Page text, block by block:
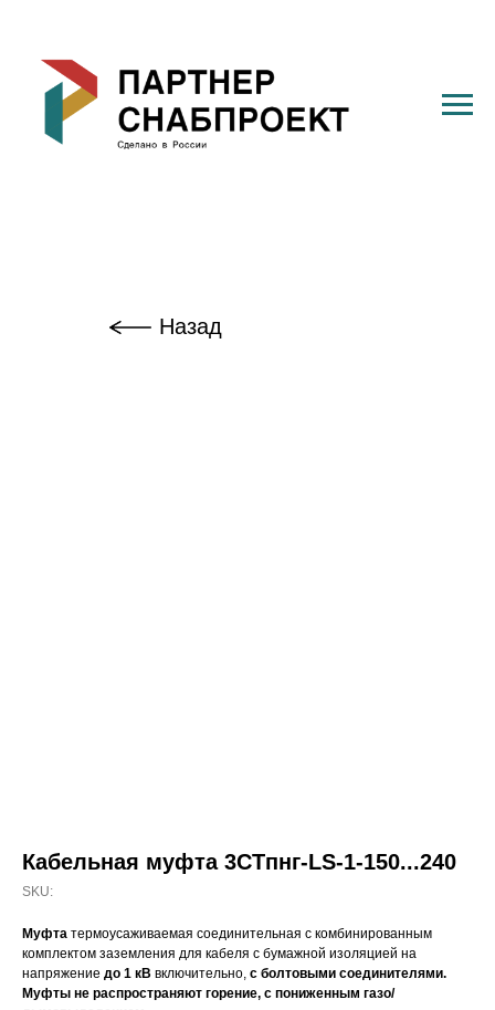
Назад
Кабельная муфта 3СТпнг-LS-1-150...240
SKU:
Муфта термоусаживаемая соединительная с комбинированным
комплектом заземления для кабеля с бумажной изоляцией на
напряжение до 1 кВ включительно, с болтовыми соединителями.
Муфты не распространяют горение, с пониженным газо/